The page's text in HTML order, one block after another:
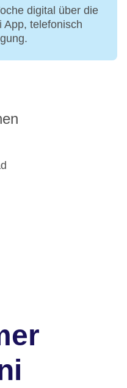
digital über die
App, telefonisch